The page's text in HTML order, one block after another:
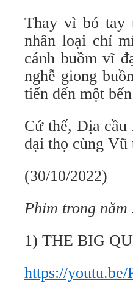
Thay vì bó tay
nhân loại chỉ
cánh buồm vĩ
nghễ giong
tiến đến một
Cứ thế, Địa cầu
đại thọ cùng Vũ
(30/10/2022)
Phim trong năm
1) THE BIG
https://youtu.be/